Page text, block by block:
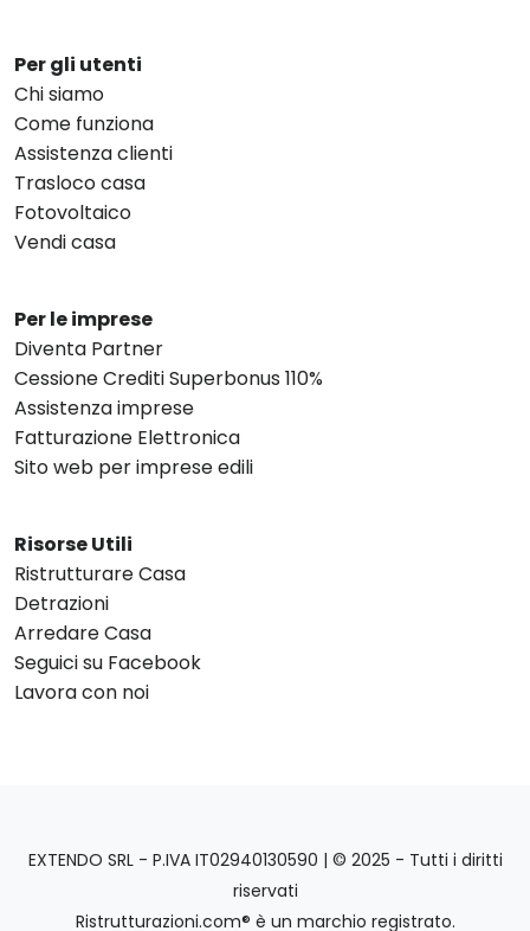
Per gli utenti
Chi siamo
Come funziona
Assistenza clienti
Trasloco casa
Fotovoltaico
Vendi casa
Per le imprese
Diventa Partner
Cessione Crediti Superbonus 110%
Assistenza imprese
Fatturazione Elettronica
Sito web per imprese edili
Risorse Utili
Ristrutturare Casa
Detrazioni
Arredare Casa
Seguici su Facebook
Lavora con noi
EXTENDO SRL - P.IVA IT02940130590 | © 2025 - Tutti i diritti
riservati
Ristrutturazioni.com® è un marchio registrato.